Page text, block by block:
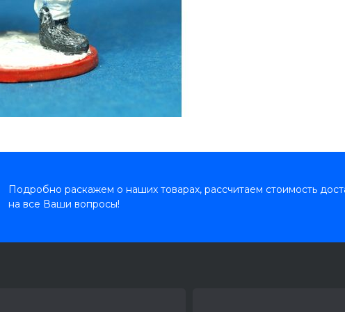
Подробно раскажем о наших товарах, рассчитаем стоимость
на все Ваши вопросы!